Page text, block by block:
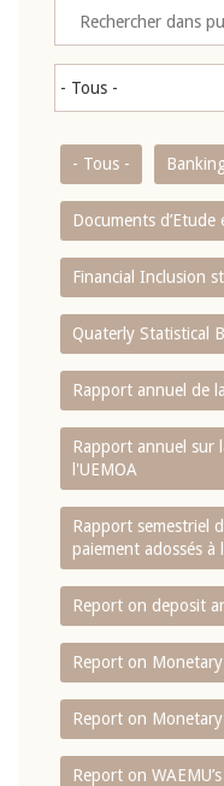
- Tous -
Documents d’Etude
Financial Inclusion
Quaterly Statistical
Rapport annuel de
Rapport annuel sur
l'UEMOA
Rapport semestriel
paiement adossés
Report on deposit
Report on
Report on
Report on